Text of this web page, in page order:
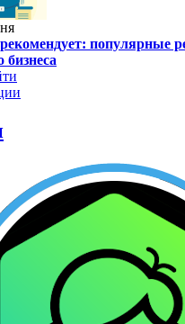
популярные
бизнеса